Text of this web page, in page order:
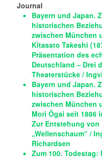
Journal
Bayern und Japan.
historischen
zwischen München
Kitasato Takeshi
Präsentation des
Deutschland – Drei
Theaterstücke /
Bayern und Japan.
historischen
zwischen München
Mori Ôgai seit 1886
Zur Entstehung von
„Wellenschaum“ /
Richardsen
Zum 100. Todestag: